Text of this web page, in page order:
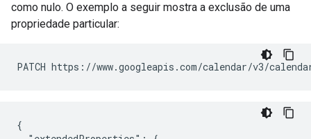
como nulo. O exemplo a seguir mostra a exclusão de uma
propriedade particular:
PATCH https://www.googleapis.com/calendar/v3/
{